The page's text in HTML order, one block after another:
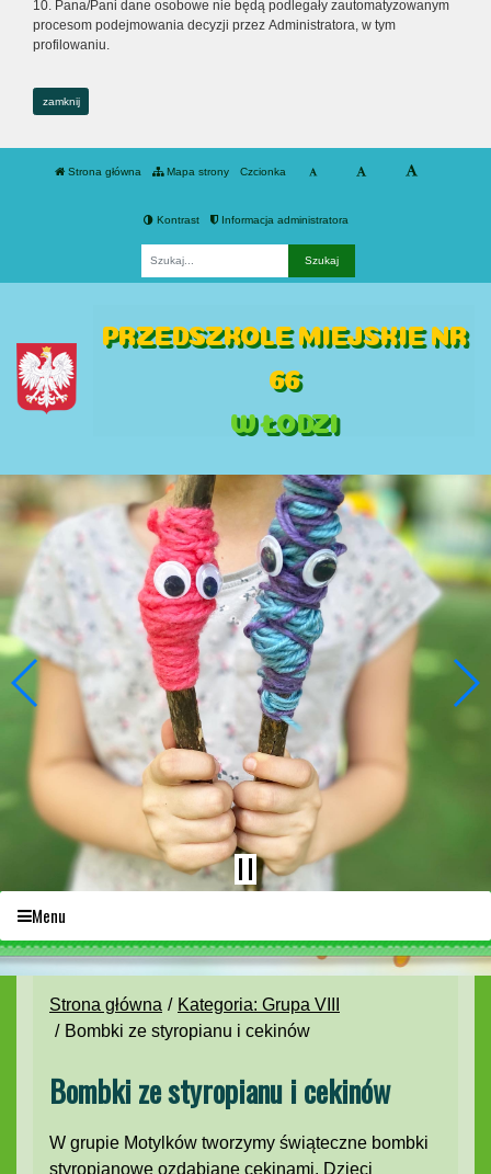
10. Pana/Pani dane osobowe nie będą podlegały zautomatyzowanym
procesom podejmowania decyzji przez Administratora, w tym
profilowaniu.
zamknij
Strona główna Mapa strony Czcionka
Kontrast Informacja administratora
PRZEDSZKOLE MIEJSKIE NR
66
W ŁODZI
Menu
Strona główna
Kategoria: Grupa VIII
Bombki ze styropianu i cekinów
Bombki ze styropianu i cekinów
W grupie Motylków tworzymy świąteczne bombki
styropianowe ozdabiane cekinami. Dzieci